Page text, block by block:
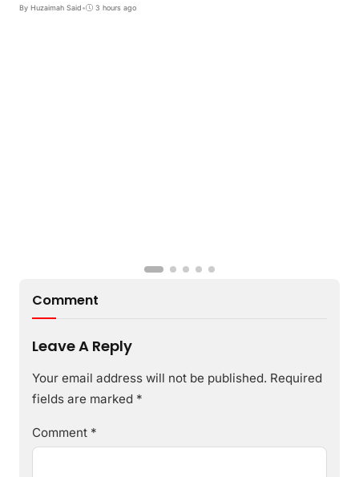
By Huzaimah Said• 3 hours ago
Comment
Leave A Reply
Your email address will not be published. Required
fields are marked *
Comment *